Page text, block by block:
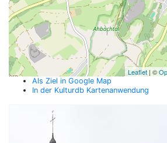
Leaflet | ©
Als Ziel in Google Map
In der Kulturdb Kartenanwendung